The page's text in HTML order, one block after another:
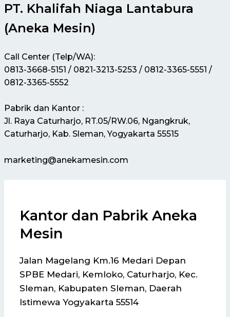
PT. Khalifah Niaga Lantabura
(Aneka Mesin)
Call Center (Telp/WA):
0813-3668-5151 / 0821-3213-5253 / 0812-3365-5551 /
0812-3365-5552
Pabrik dan Kantor :
Jl. Raya Caturharjo, RT.05/RW.06, Ngangkruk,
Caturharjo, Kab. Sleman, Yogyakarta 55515
marketing@anekamesin.com
Kantor dan Pabrik Aneka
Mesin
Jalan Magelang Km.16 Medari Depan
SPBE Medari, Kemloko, Caturharjo, Kec.
Sleman, Kabupaten Sleman, Daerah
Istimewa Yogyakarta 55514